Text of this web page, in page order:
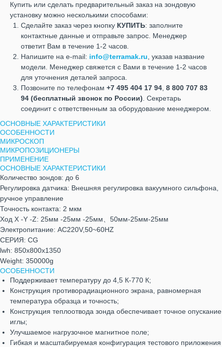
Купить или сделать предварительный заказ на зондовую
установку можно несколькими способами:
Сделайте заказ через кнопку КУПИТЬ: заполните
контактные данные и отправьте запрос. Менеджер
ответит Вам в течение 1-2 часов.
Напишите на e-mail: info@terramak.ru , указав название
модели. Менеджер свяжется с Вами в течение 1-2 часов
для уточнения деталей запроса.
Позвоните по телефонам +7 495 404 17 94 8 800 707 83
94 (бесплатный звонок по России) . Секретарь
соединит с ответственным за оборудование менеджером.
ОСНОВНЫЕ ХАРАКТЕРИСТИКИ
ОСОБЕННОСТИ
МИКРОСКОП
МИКРОПОЗИЦИОНЕРЫ
ПРИМЕНЕНИЕ
ОСНОВНЫЕ ХАРАКТЕРИСТИКИ
Количество зондов: до 6
Регулировка датчика: Внешняя регулировка вакуумного сильфона,
ручное управление
Точность контакта: 2 мкм
Ход X -Y -Z: 25мм -25мм -25мм、50мм-25мм-25мм
Электропитание: AC220V,50~60HZ
СЕРИЯ: CG
lwh: 850x800x1350
Weight: 350000g
ОСОБЕННОСТИ
Поддерживает температуру до 4,5 К-770 К;
Конструкция противорадиационного экрана, равномерная
температура образца и точность;
Конструкция теплоотвода зонда обеспечивает точное опускание
иглы;
Улучшаемое нагрузочное магнитное поле;
Гибкая и масштабируемая конфигурация тестового приложения